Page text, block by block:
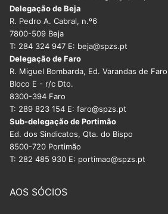
DOCENTES APOSENTADOS
Formação
Área de Sócios
Revista Intervir
Contactos
Delegação de Beja
R. Pedro A. Cabral, n.º6
7800-509 Beja
T: 284 324 947 E: beja@spzs.pt
Delegação de Faro
R. Miguel Bombarda, Ed. Varandas de Faro
Bloco E - r/c Dto.
8300-394 Faro
T: 289 823 154 E: faro@spzs.pt
Sub-delegação de Portimão
Ed. dos Sindicatos, Qta. do Bispo
8500-720 Portimão
T: 282 485 930 E: portimao@spzs.pt
AOS SÓCIOS